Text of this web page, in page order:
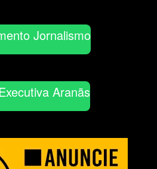
Jornalismo
Aranãs